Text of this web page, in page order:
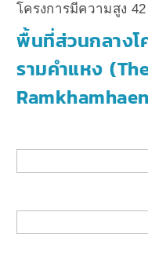
โครงการมีความสูง
พื้นที่ส่วนกลางโ
รามคำแหง